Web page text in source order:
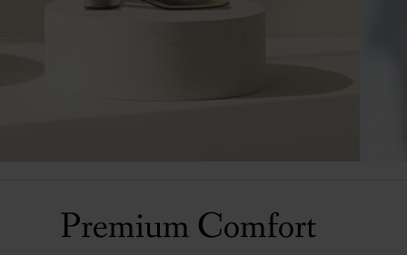
Premium Comfort